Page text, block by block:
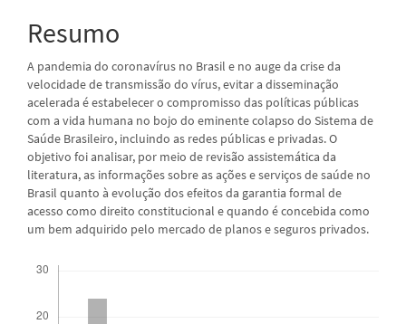
principal
Resumo
A pandemia do coronavírus no Brasil e no auge da crise da
velocidade de transmissão do vírus, evitar a disseminação
acelerada é estabelecer o compromisso das políticas públicas
com a vida humana no bojo do eminente colapso do Sistema de
Saúde Brasileiro, incluindo as redes públicas e privadas. O
objetivo foi analisar, por meio de revisão assistemática da
literatura, as informações sobre as ações e serviços de saúde no
Brasil quanto à evolução dos efeitos da garantia formal de
acesso como direito constitucional e quando é concebida como
um bem adquirido pelo mercado de planos e seguros privados.